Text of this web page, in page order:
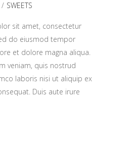
SWEETS
sit amet, consectetur
do eiusmod tempor
et dolore magna aliqua.
veniam, quis nostrud
laboris nisi ut aliquip ex
Duis aute irure